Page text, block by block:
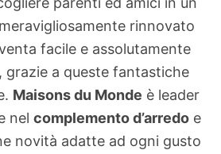
rinnovato
facile e assolutamente
grazie a queste fantastiche
Maisons du Monde è leader
nel complemento d’arredo e
novità adatte ad ogni gusto